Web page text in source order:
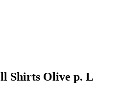
Shirts Olive р. L